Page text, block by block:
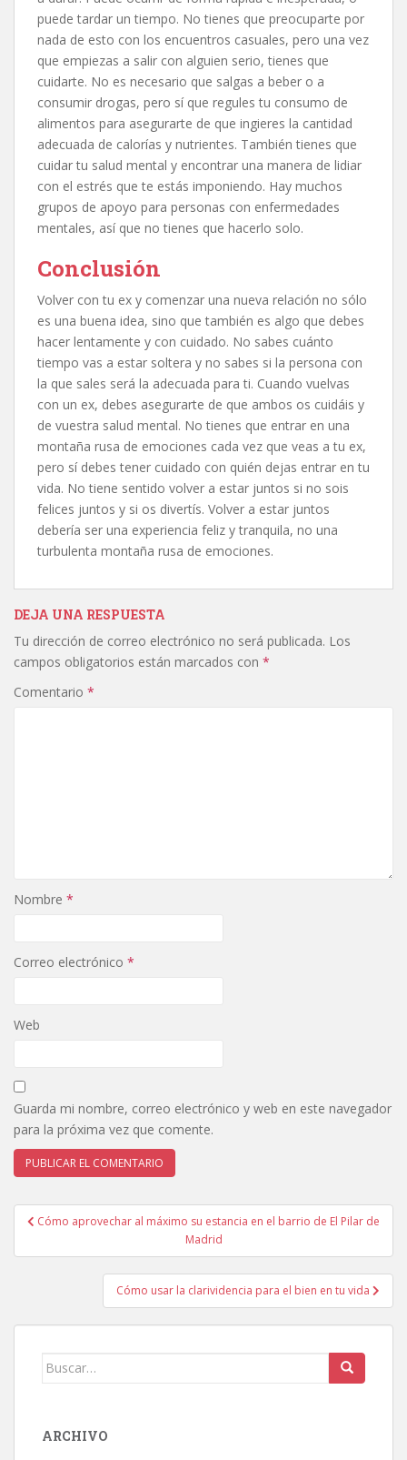
puede tardar un tiempo. No tienes que preocuparte por
nada de esto con los encuentros casuales, pero una vez
que empiezas a salir con alguien serio, tienes que
cuidarte. No es necesario que salgas a beber o a
consumir drogas, pero sí que regules tu consumo de
alimentos para asegurarte de que ingieres la cantidad
adecuada de calorías y nutrientes. También tienes que
cuidar tu salud mental y encontrar una manera de lidiar
con el estrés que te estás imponiendo. Hay muchos
grupos de apoyo para personas con enfermedades
mentales, así que no tienes que hacerlo solo.
Conclusión
Volver con tu ex y comenzar una nueva relación no sólo
es una buena idea, sino que también es algo que debes
hacer lentamente y con cuidado. No sabes cuánto
tiempo vas a estar soltera y no sabes si la persona con
la que sales será la adecuada para ti. Cuando vuelvas
con un ex, debes asegurarte de que ambos os cuidáis y
de vuestra salud mental. No tienes que entrar en una
montaña rusa de emociones cada vez que veas a tu ex,
pero sí debes tener cuidado con quién dejas entrar en tu
vida. No tiene sentido volver a estar juntos si no sois
felices juntos y si os divertís. Volver a estar juntos
debería ser una experiencia feliz y tranquila, no una
turbulenta montaña rusa de emociones.
DEJA UNA RESPUESTA
Tu dirección de correo electrónico no será publicada. Los
campos obligatorios están marcados con *
Comentario *
Nombre *
Correo electrónico *
Web
Guarda mi nombre, correo electrónico y web en este navegador
para la próxima vez que comente.
Navegación
entradas
Cómo aprovechar al máximo su estancia en el barrio de El Pilar de
Madrid
Cómo usar la clarividencia para el bien en tu vida
Buscar:
ARCHIVO